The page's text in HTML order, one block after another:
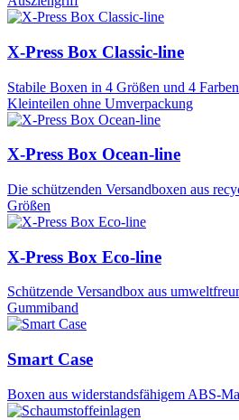
X-Press Box Classic-line
Stabile Boxen in 4 Größen und 4
Kleinteilen ohne Umverpackung
X-Press Box Ocean-line
Die schützenden Versandboxen aus
Größen
X-Press Box Eco-line
Schützende Versandbox aus
Gummiband
Smart Case
Boxen aus widerstandsfähigem ABS-